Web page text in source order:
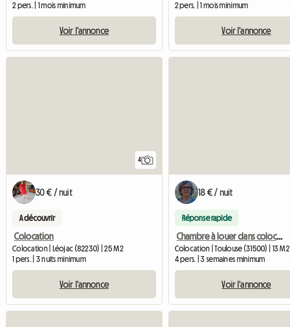
2 pers. | 1 mois minimum
Voir l'annonce
2 pers. | 1 mois minimum
Voir l'annonce
4
30 € / nuit
A découvrir
Colocation
Colocation | Léojac (82230) | 25 M2
1 pers. | 3 nuits minimum
Voir l'annonce
18 € / nuit
Réponse rapide
Chambre à louer dans colocation de standing
Colocation | Toulouse (31500) | 13 M2
4 pers. | 3 semaines minimum
Voir l'annonce